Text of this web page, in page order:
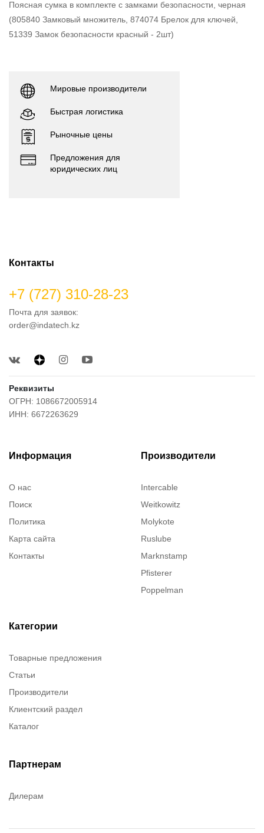
Поясная сумка в комплекте с замками безопасности, черная
(805840 Замковый множитель, 874074 Брелок для ключей,
51339 Замок безопасности красный - 2шт)
Мировые производители
Быстрая логистика
Рыночные цены
Предложения для
юридических лиц
Контакты
+7 (727) 310-28-23
Почта для заявок:
order@indatech.kz
Реквизиты
ОГРН: 1086672005914
ИНН: 6672263629
Информация
О нас
Поиск
Политика
Карта сайта
Контакты
Производители
Intercable
Weitkowitz
Molykote
Ruslube
Marknstamp
Pfisterer
Poppelman
Категории
Товарные предложения
Статьи
Производители
Клиентский раздел
Каталог
Партнерам
Дилерам